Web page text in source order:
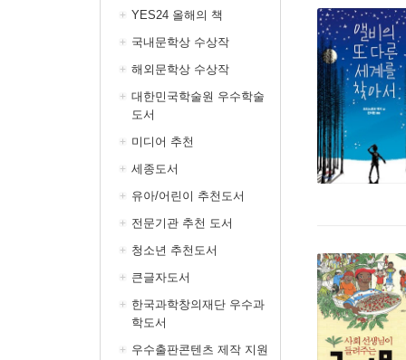
YES24 올해의 책
국내문학상 수상작
해외문학상 수상작
대한민국학술원 우수학술
도서
미디어 추천
세종도서
유아/어린이 추천도서
전문기관 추천 도서
청소년 추천도서
큰글자도서
한국과학창의재단 우수과
학도서
우수출판콘텐츠 제작 지원